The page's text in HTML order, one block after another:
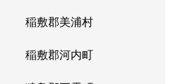
稲敷郡美浦村
稲敷郡河内町